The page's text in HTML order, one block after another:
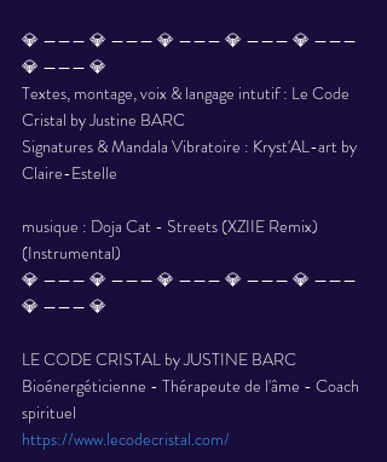
💎 ——— 💎 ——— 💎 ——— 💎 ——— 💎 ———
💎 ——— 💎
Textes, montage, voix & langage intutif : Le Code
Cristal by Justine BARC
Signatures & Mandala Vibratoire : Kryst'AL-art by
Claire-Estelle
musique : Doja Cat - Streets (XZIIE Remix)
(Instrumental)
💎 ——— 💎 ——— 💎 ——— 💎 ——— 💎 ———
💎 ——— 💎
LE CODE CRISTAL by JUSTINE BARC
Bioénergéticienne - Thérapeute de l'âme - Coach
spirituel
https://www.lecodecristal.com/